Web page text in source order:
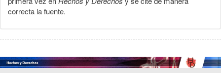
correcta la fuente.